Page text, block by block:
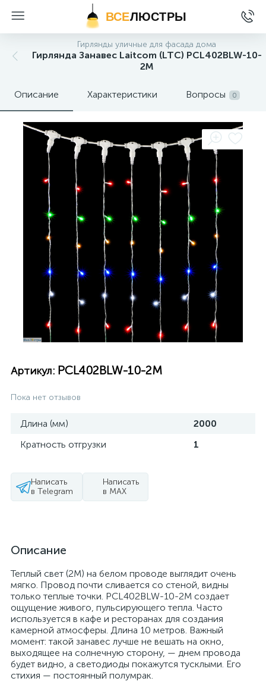
ВСЕЛЮСТРЫ
Гирлянды уличные для фасада дома
Гирлянда Занавес Laitcom (LTC) PCL402BLW-10-
2M
Описание Характеристики Вопросы 0
Артикул: PCL402BLW-10-2M
Пока нет отзывов
Длина (мм)
2000
Кратность отгрузки
1
Написать
в Telegram
Написать
в MAX
Описание
Теплый свет (2M) на белом проводе выглядит очень
мягко. Провод почти сливается со стеной, видны
только теплые точки. PCL402BLW-10-2M создает
ощущение живого, пульсирующего тепла. Часто
используется в кафе и ресторанах для создания
камерной атмосферы. Длина 10 метров. Важный
момент: такой занавес лучше не вешать на окно,
выходящее на солнечную сторону, — днем провода
будет видно, а светодиоды покажутся тусклыми. Его
стихия — постоянный полумрак.